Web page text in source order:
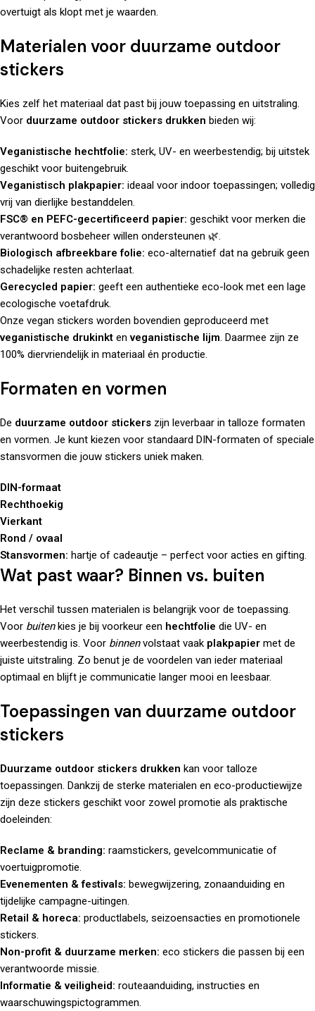
overtuigt als klopt met je waarden.
Materialen voor duurzame outdoor
stickers
Kies zelf het materiaal dat past bij jouw toepassing en uitstraling.
Voor duurzame outdoor stickers drukken bieden wij:
Veganistische hechtfolie: sterk, UV- en weerbestendig; bij uitstek
geschikt voor buitengebruik.
Veganistisch plakpapier: ideaal voor indoor toepassingen; volledig
vrij van dierlijke bestanddelen.
FSC® en PEFC-gecertificeerd papier: geschikt voor merken die
verantwoord bosbeheer willen ondersteunen 🌿.
Biologisch afbreekbare folie: eco-alternatief dat na gebruik geen
schadelijke resten achterlaat.
Gerecycled papier: geeft een authentieke eco-look met een lage
ecologische voetafdruk.
Onze vegan stickers worden bovendien geproduceerd met
veganistische drukinkt enveganistische lijm. Daarmee zijn ze
100% diervriendelijk in materiaal én productie.
Formaten en vormen
De duurzame outdoor stickers zijn leverbaar in talloze formaten
en vormen. Je kunt kiezen voor standaard DIN-formaten of speciale
stansvormen die jouw stickers uniek maken.
DIN-formaat
Rechthoekig
Vierkant
Rond / ovaal
Stansvormen: hartje of cadeautje – perfect voor acties en gifting.
Wat past waar? Binnen vs. buiten
Het verschil tussen materialen is belangrijk voor de toepassing.
Voor buitenkies je bij voorkeur een hechtfolie die UV- en
weerbestendig is. Voor binnenvolstaat vaak plakpapier met de
juiste uitstraling. Zo benut je de voordelen van ieder materiaal
optimaal en blijft je communicatie langer mooi en leesbaar.
Toepassingen van duurzame outdoor
stickers
Duurzame outdoor stickers drukken kan voor talloze
toepassingen. Dankzij de sterke materialen en eco-productiewijze
zijn deze stickers geschikt voor zowel promotie als praktische
doeleinden:
Reclame & branding: raamstickers, gevelcommunicatie of
voertuigpromotie.
Evenementen & festivals: bewegwijzering, zonaanduiding en
tijdelijke campagne-uitingen.
Retail & horeca: productlabels, seizoensacties en promotionele
stickers.
Non-profit & duurzame merken: eco stickers die passen bij een
verantwoorde missie.
Informatie & veiligheid: routeaanduiding, instructies en
waarschuwingspictogrammen.